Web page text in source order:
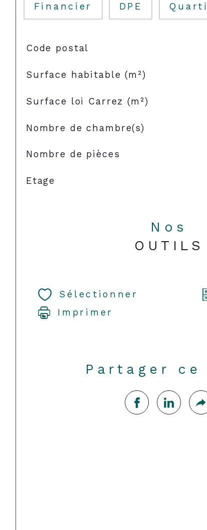
Financier DPE
TRAD_SIROCCO_Caracteristique
Code postal
Surface habitable (m²)
Surface loi Carrez (m²)
Nombre de chambre(s)
Nombre de pièces
Etage
Nos
OUTILS
Sélectionner
Imprimer
Partager